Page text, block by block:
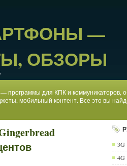
—
ОБЗОРЫ
программы для КПК и коммуникаторов,
мобильный контент. Все это вы
3G
4G